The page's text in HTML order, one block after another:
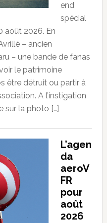
end
spécial
août 2026. En
– ancien
– une bande de fanas
le patrimoine
être détruit ou partir à
A l’instigation
sur la photo […]
L’agen
da
aeroV
FR
pour
août
2026